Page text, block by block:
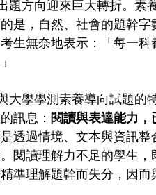
題方向迎來巨大轉折。
是，自然、社會的題幹
生無奈地表示：「每一
大學學測素養導向試題的
訊息： 閱讀與表達能力
透過情境、文本與資訊
閱讀理解力不足的學生
準理解題幹而失分，因